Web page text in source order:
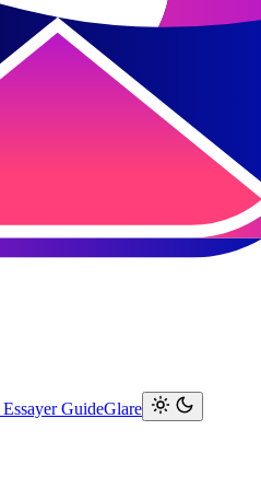
Essayer GuideGlare